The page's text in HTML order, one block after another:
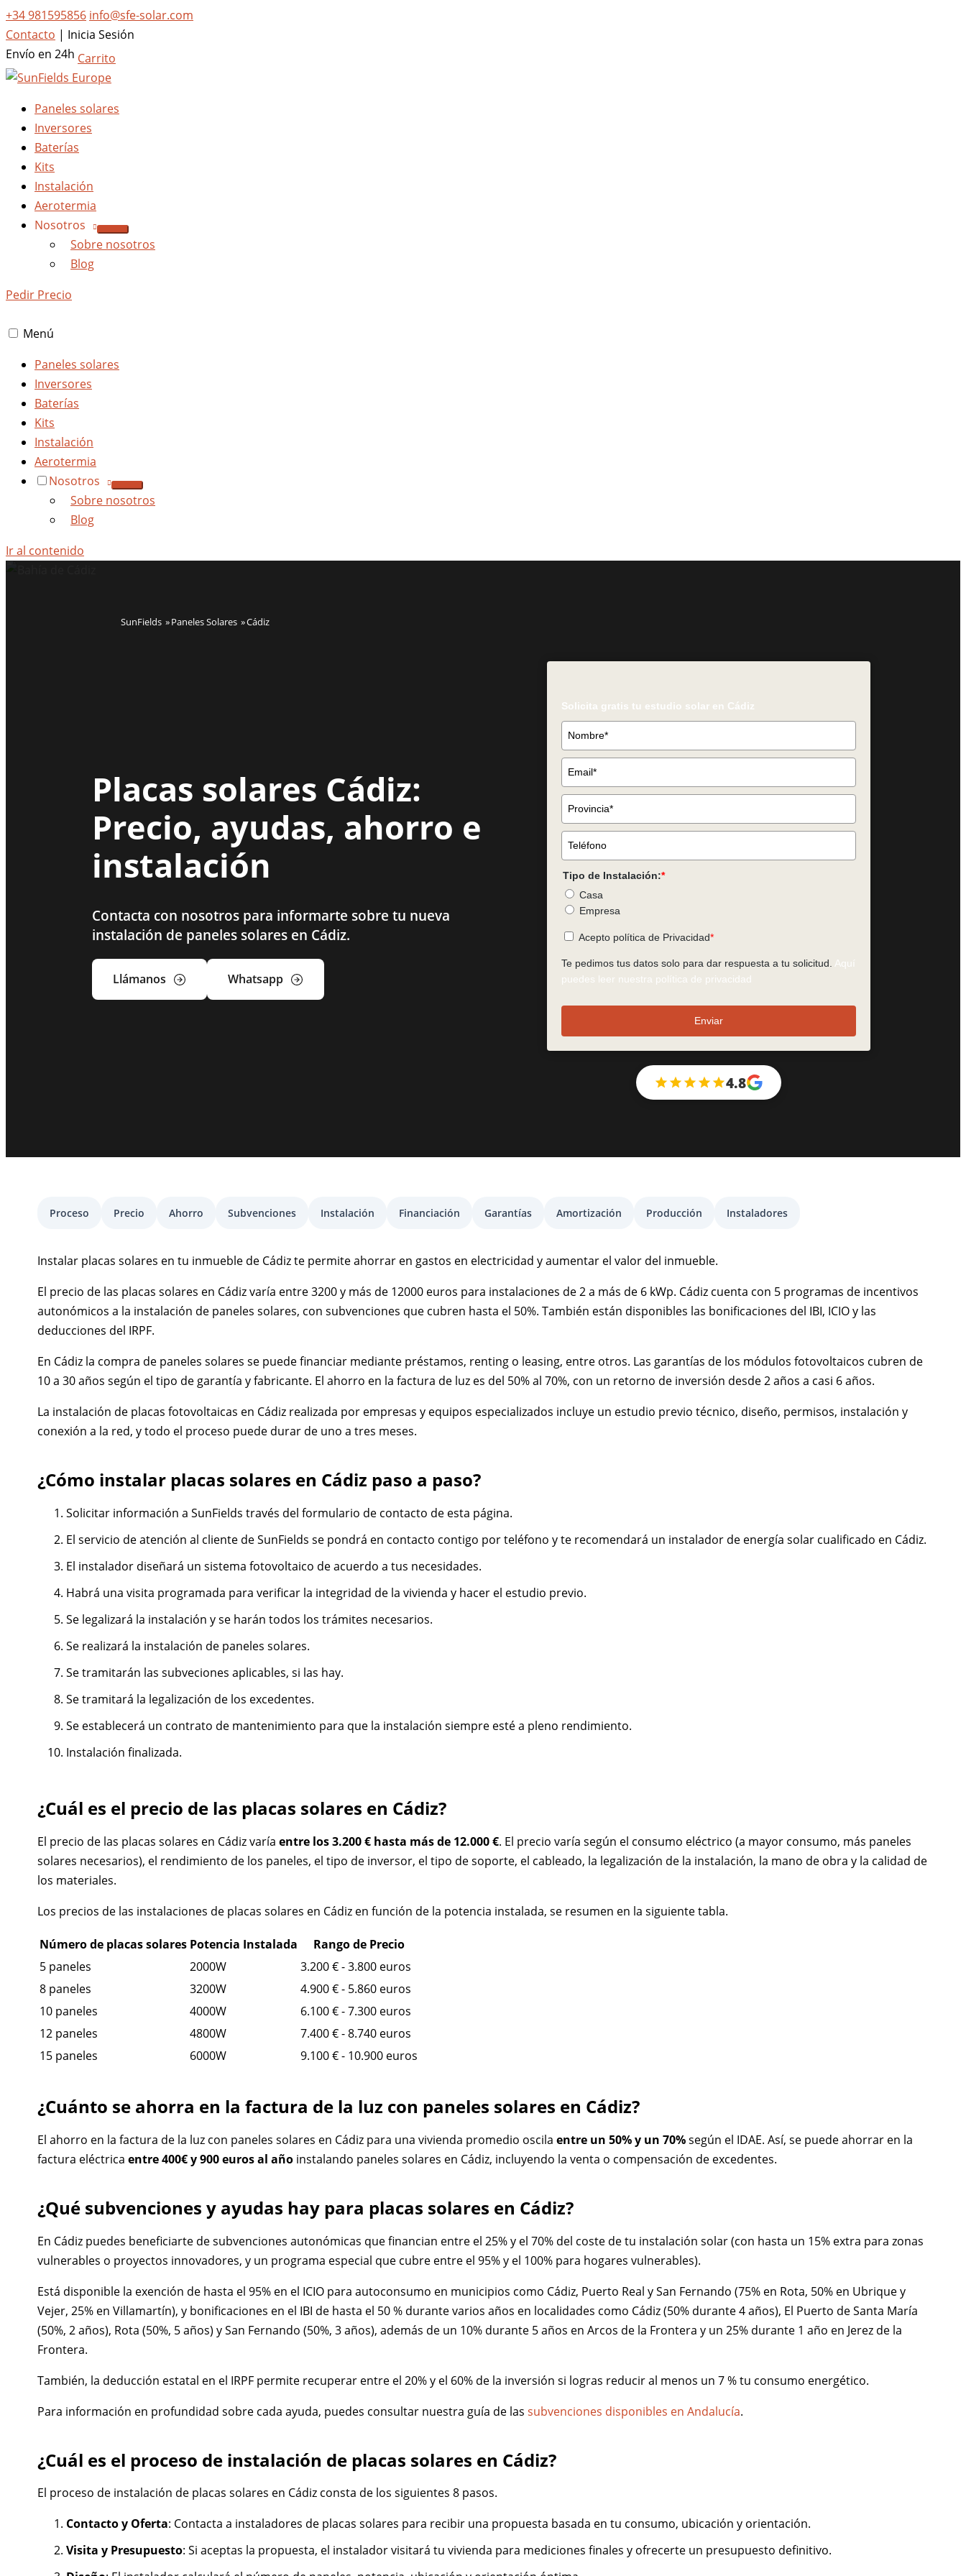
+34 981595856 info@sfe-solar.com
Contacto | Inicia Sesión
Envío en 24h Carrito
Paneles solares
Inversores
Baterías
Kits
Instalación
Aerotermia
Nosotros
Sobre nosotros
Blog
Pedir Precio
Menú
Paneles solares
Inversores
Baterías
Kits
Instalación
Aerotermia
Nosotros
Sobre nosotros
Blog
Ir al contenido
SunFields Paneles Solares Cádiz
Placas solares Cádiz:
Precio, ayudas, ahorro e
instalación
Contacta con nosotros para informarte sobre tu nueva
instalación de paneles solares en Cádiz.
Llámanos Whatsapp
Solicita gratis tu estudio solar en Cádiz
Tipo de Instalación:*
Casa
Empresa
Acepto política de Privacidad*
Te pedimos tus datos solo para dar respuesta a tu solicitud. Aquí
puedes leer nuestra política de privacidad
Enviar
4.8
Proceso Precio Ahorro Subvenciones Instalación Financiación Garantías Amortización Producción Instaladores
Instalar placas solares en tu inmueble de Cádiz te permite ahorrar en gastos en electricidad y aumentar el valor del inmueble.
El precio de las placas solares en Cádiz varía entre 3200 y más de 12000 euros para instalaciones de 2 a más de 6 kWp. Cádiz cuenta con 5 programas de incentivos
autonómicos a la instalación de paneles solares, con subvenciones que cubren hasta el 50%. También están disponibles las bonificaciones del IBI, ICIO y las
deducciones del IRPF.
En Cádiz la compra de paneles solares se puede financiar mediante préstamos, renting o leasing, entre otros. Las garantías de los módulos fotovoltaicos cubren de
10 a 30 años según el tipo de garantía y fabricante. El ahorro en la factura de luz es del 50% al 70%, con un retorno de inversión desde 2 años a casi 6 años.
La instalación de placas fotovoltaicas en Cádiz realizada por empresas y equipos especializados incluye un estudio previo técnico, diseño, permisos, instalación y
conexión a la red, y todo el proceso puede durar de uno a tres meses.
¿Cómo instalar placas solares en Cádiz paso a paso?
Solicitar información a SunFields través del formulario de contacto de esta página.
El servicio de atención al cliente de SunFields se pondrá en contacto contigo por teléfono y te recomendará un instalador de energía solar cualificado en Cádiz.
El instalador diseñará un sistema fotovoltaico de acuerdo a tus necesidades.
Habrá una visita programada para verificar la integridad de la vivienda y hacer el estudio previo.
Se legalizará la instalación y se harán todos los trámites necesarios.
Se realizará la instalación de paneles solares.
Se tramitarán las subveciones aplicables, si las hay.
Se tramitará la legalización de los excedentes.
Se establecerá un contrato de mantenimiento para que la instalación siempre esté a pleno rendimiento.
Instalación finalizada.
¿Cuál es el precio de las placas solares en Cádiz?
El precio de las placas solares en Cádiz varía entre los 3.200 € hasta más de 12.000 €. El precio varía según el consumo eléctrico (a mayor consumo, más paneles
solares necesarios), el rendimiento de los paneles, el tipo de inversor, el tipo de soporte, el cableado, la legalización de la instalación, la mano de obra y la calidad de
los materiales.
Los precios de las instalaciones de placas solares en Cádiz en función de la potencia instalada, se resumen en la siguiente tabla.
Número de placas solares Potencia Instalada
Rango de Precio
5 paneles
2000W
3.200 € - 3.800 euros
8 paneles
3200W
4.900 € - 5.860 euros
10 paneles
4000W
6.100 € - 7.300 euros
12 paneles
4800W
7.400 € - 8.740 euros
15 paneles
6000W 9.100 € - 10.900 euros
¿Cuánto se ahorra en la factura de la luz con paneles solares en Cádiz?
El ahorro en la factura de la luz con paneles solares en Cádiz para una vivienda promedio oscila entre un 50% y un 70%según el IDAE. Así, se puede ahorrar en la
factura eléctrica entre 400€ y 900 euros al año instalando paneles solares en Cádiz, incluyendo la venta o compensación de excedentes.
¿Qué subvenciones y ayudas hay para placas solares en Cádiz?
En Cádiz puedes beneficiarte de subvenciones autonómicas que financian entre el 25% y el 70% del coste de tu instalación solar (con hasta un 15% extra para zonas
vulnerables o proyectos innovadores, y un programa especial que cubre entre el 95% y el 100% para hogares vulnerables).
Está disponible la exención de hasta el 95% en el ICIO para autoconsumo en municipios como Cádiz, Puerto Real y San Fernando (75% en Rota, 50% en Ubrique y
Vejer, 25% en Villamartín), y bonificaciones en el IBI de hasta el 50 % durante varios años en localidades como Cádiz (50% durante 4 años), El Puerto de Santa María
(50%, 2 años), Rota (50%, 5 años) y San Fernando (50%, 3 años), además de un 10% durante 5 años en Arcos de la Frontera y un 25% durante 1 año en Jerez de la
Frontera.
También, la deducción estatal en el IRPF permite recuperar entre el 20% y el 60% de la inversión si logras reducir al menos un 7 % tu consumo energético.
Para información en profundidad sobre cada ayuda, puedes consultar nuestra guía de las subvenciones disponibles en Andalucía.
¿Cuál es el proceso de instalación de placas solares en Cádiz?
El proceso de instalación de placas solares en Cádiz consta de los siguientes 8 pasos.
Contacto y Oferta: Contacta a instaladores de placas solares para recibir una propuesta basada en tu consumo, ubicación y orientación.
Visita y Presupuesto: Si aceptas la propuesta, el instalador visitará tu vivienda para mediciones finales y ofrecerte un presupuesto definitivo.